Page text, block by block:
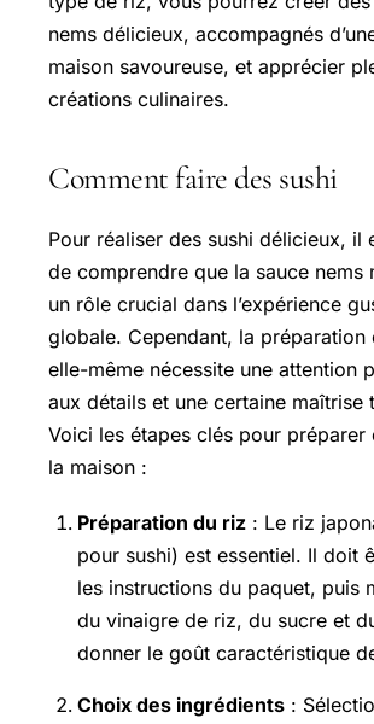
nems délicieux, accompagnés
maison savoureuse, et apprécier
créations culinaires.
Comment faire des sushi
Pour réaliser des sushi délicieux, il
de comprendre que la sauce nems
un rôle crucial dans l’expérience
globale. Cependant, la préparation
elle-même nécessite une attention
aux détails et une certaine maîtrise
Voici les étapes clés pour préparer
la maison :
Préparation du riz : Le riz
pour sushi) est essentiel. Il doit
les instructions du paquet, puis
du vinaigre de riz, du sucre et
donner le goût caractéristique
Choix des ingrédients :